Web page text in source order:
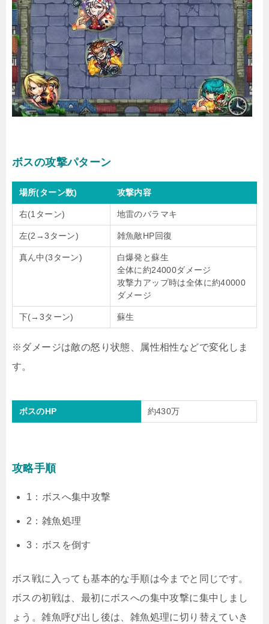
ボスの攻撃パターン
場所(ターン数) 攻撃内容
右(1ターン) 地雷のバラマキ
左(2→3ターン) 雑魚敵HP回復
真ん中(3ターン)
白爆発と蘇生
全体に約24000ダメージ
攻撃力アップ時は全体に約40000
ダメージ
下(→3ターン) 蘇生
※ダメージは敵の怒り状態、属性相性などで変化しま
す。
ボスのHP 約430万
攻略手順
1：ボスへ集中攻撃
2：雑魚処理
3：ボスを倒す
ボス戦に入っても基本的な手順は今までと同じです。
ボスの初戦は、最初にボスへの集中攻撃に集中しまし
ょう。雑魚呼び出し後は、雑魚処理に切り替えていき